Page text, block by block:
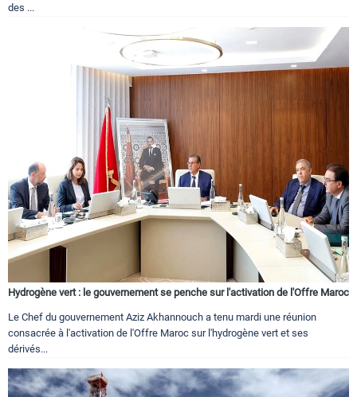
des ...
Hydrogène vert : le gouvernement se penche sur l'activation de l'Offre Maroc
Le Chef du gouvernement Aziz Akhannouch a tenu mardi une réunion
consacrée à l'activation de l'Offre Maroc sur l'hydrogène vert et ses
dérivés...